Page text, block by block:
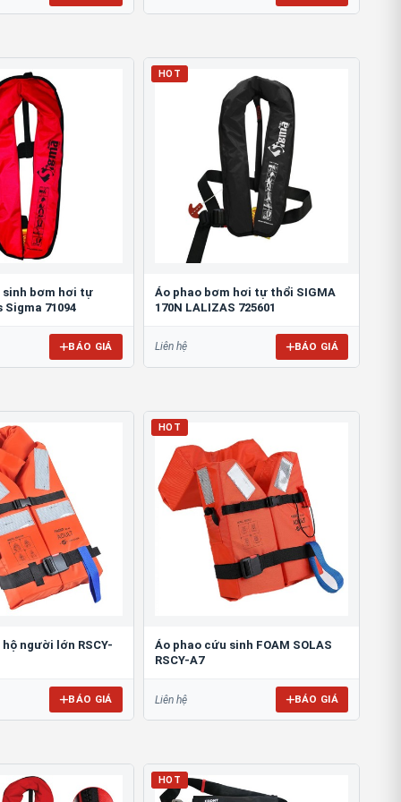
sinh bơm hơi tự
71094
BÁO GIÁ
HOT
Áo phao bơm hơi tự thổi SIGMA
170N LALIZAS 725601
Liên hệ BÁO GIÁ
người lớn RSCY-
BÁO GIÁ
HOT
Áo phao cứu sinh FOAM SOLAS
RSCY-A7
Liên hệ BÁO GIÁ
HOT